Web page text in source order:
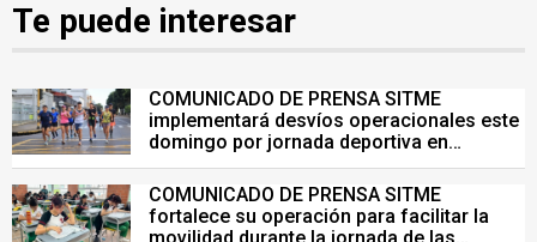
Te puede interesar
COMUNICADO DE PRENSA SITME
implementará desvíos operacionales este
domingo por jornada deportiva en
Bucaramanga
COMUNICADO DE PRENSA SITME
fortalece su operación para facilitar la